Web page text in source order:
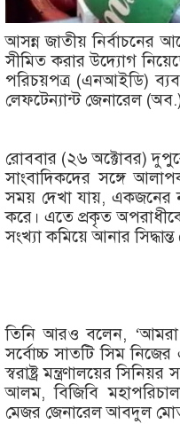
আসন্ন জাতীয় নির্বাচনের
সীমিত করার উদ্যোগ
পরিচয়পত্র (এনআইডি)
লেফটেন্যান্ট জেনারেল
রোববার (২৬ অক্টোবর)
সাংবাদিকদের সঙ্গে
সময় দেখা যায়, একজনের
করে। এতে প্রকৃত
সংখ্যা কমিয়ে আনার
তিনি আরও বলেন, ‘আমরা
সর্বোচ্চ সাতটি সিম
স্বরাষ্ট্র মন্ত্রণালয়ের
আলম, বিজিবি
মেজর জেনারেল আবদুল